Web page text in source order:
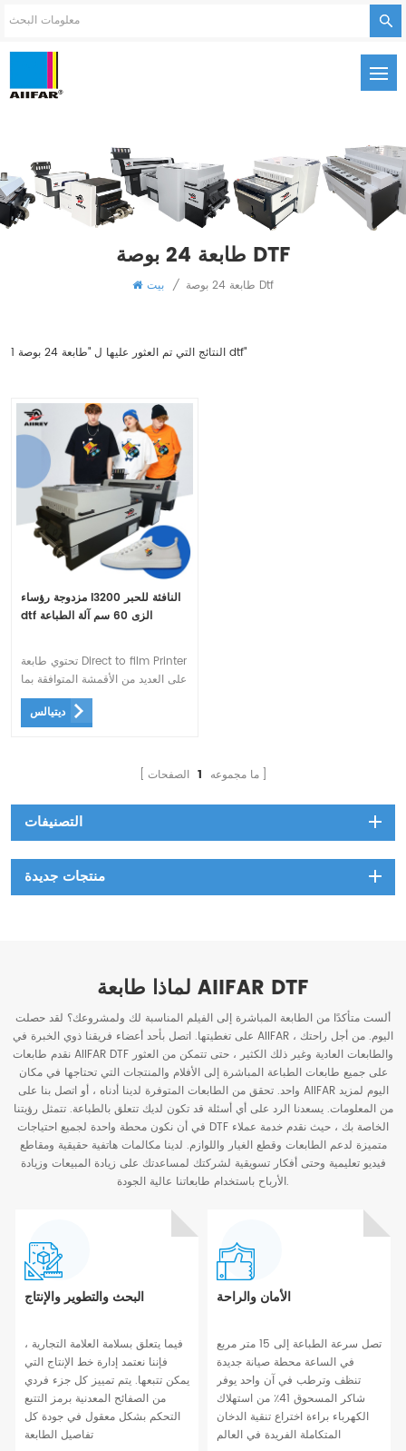
طابعة 24 بوصة DTF
بيت / طابعة 24 بوصة Dtf
1 النتائج التي تم العثور عليها ل "طابعة 24 بوصة dtf"
مزدوجة رؤساء I3200 النافثة للحبر
dtf الزى 60 سم آلة الطباعة
تحتوي طابعة Direct to film Printer
على العديد من الأقمشة المتوافقة بما
في ذلك القطن والنايلون والجلود
والبوليستر ومزيج 50/50. هذا
ديتيالس
ما مجموعه 1 الصفحات
التصنيفات
منتجات جديدة
لماذا طابعة AIIFAR DTF
ألست متأكدًا من الطابعة المباشرة إلى الفيلم المناسبة لك ولمشروعك؟ لقد حصلت
على تغطيتها. اتصل بأحد أعضاء فريقنا ذوي الخبرة في AIIFAR اليوم. من أجل راحتك ،
نقدم طابعات AIIFAR DTF والطابعات العادية وغير ذلك الكثير ، حتى تتمكن من العثور
على جميع طابعات الطباعة المباشرة إلى الأفلام والمنتجات التي تحتاجها في مكان
واحد. تحقق من الطابعات المتوفرة لدينا أدناه ، أو اتصل بنا على AIIFAR اليوم لمزيد
من المعلومات. يسعدنا الرد على أي أسئلة قد تكون لديك تتعلق بالطباعة. تتمثل رؤيتنا
في أن نكون محطة واحدة لجميع احتياجات DTF الخاصة بك ، حيث نقدم خدمة عملاء
متميزة لدعم الطابعات وقطع الغيار واللوازم. لدينا مكالمات هاتفية حقيقية ومقاطع
فيديو تعليمية وحتى أفكار تسويقية لشركتك لمساعدتك على زيادة المبيعات وزيادة
الأرباح باستخدام طابعاتنا عالية الجودة.
البحث والتطوير والإنتاج
فيما يتعلق بسلامة العلامة التجارية ،
فإننا نعتمد إدارة خط الإنتاج التي
يمكن تتبعها. يتم تمييز كل جزء فردي
من الصفائح المعدنية برمز التتبع
التحكم بشكل معقول في جودة كل
تفاصيل الطابعة
الأمان والراحة
تصل سرعة الطباعة إلى 15 متر مربع
في الساعة محطة صيانة جديدة
تنظف وترطب في آن واحد يوفر
شاكر المسحوق 41٪ من استهلاك
الكهرباء براءة اختراع تنقية الدخان
المتكاملة الفريدة في العالم